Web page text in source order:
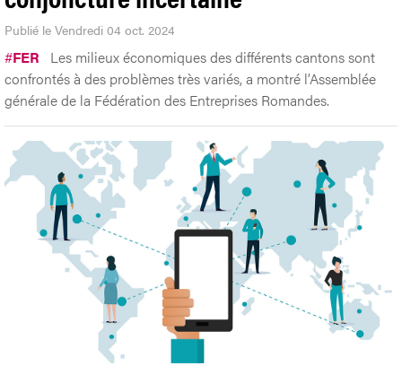
Publié le Vendredi 04 oct. 2024
#FER
Les milieux économiques des différents cantons sont
confrontés à des problèmes très variés, a montré l’Assemblée
générale de la Fédération des Entreprises Romandes.